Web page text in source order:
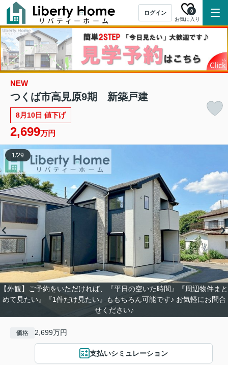
ログイン
お気に入り
0
NEW
つくば市高見原9期 新築戸建
8月10日 値下げ
2,699万円
【外観】ご予約をいただければ、『平日の空いた時間』『周辺物件まと
めて見たい』『1件だけ見たい』ももちろん可能です♪ お気軽にお問合
せください♪
1 /29
価格 2,699万円
支払いシミュレーション